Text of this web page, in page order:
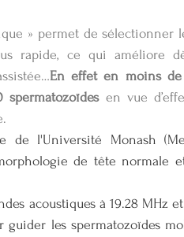
» permet de sélectionner
rapide, ce qui améliore
En effet en moins
en vue
de l'Université Monash
de tête normale
acoustiques à 19.28 MHz
les spermatozoïdes